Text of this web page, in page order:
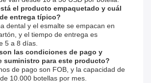
el producto empaquetado y cuál
entrega típico?
dental y el esmalte se empacan en
y el tiempo de entrega es
5 a 8 días.
las condiciones de pago y
suministro para este producto?
de pago son FOB, y la capacidad de
10.000 botellas por mes.